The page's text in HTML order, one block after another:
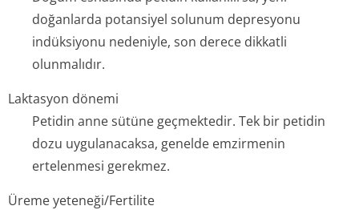
doğanlarda potansiyel solunum depresyonu
indüksiyonu nedeniyle, son derece dikkatli
olunmalıdır.
Laktasyon dönemi
Petidin anne sütüne geçmektedir. Tek bir petidin
dozu uygulanacaksa, genelde emzirmenin
ertelenmesi gerekmez.
Üreme yeteneği/Fertilite